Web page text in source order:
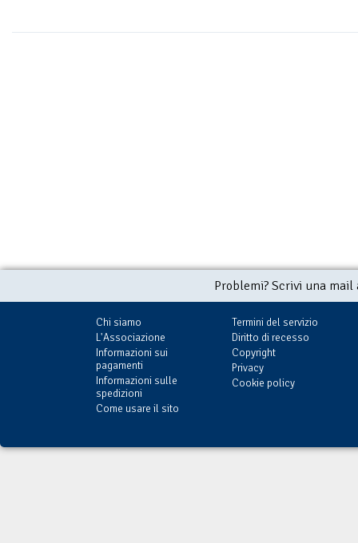
Problemi? Scrivi una
Chi siamo
L'Associazione
Informazioni sui
pagamenti
Informazioni sulle
spedizioni
Come usare il sito
Termini del servizio
Diritto di recesso
Copyright
Privacy
Cookie policy